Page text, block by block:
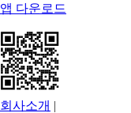
앱 다운로드
회사소개 |